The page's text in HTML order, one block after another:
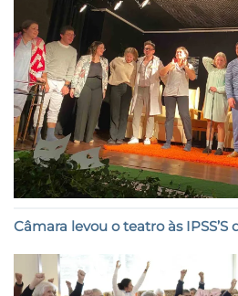
Câmara levou o teatro às IPSS’S